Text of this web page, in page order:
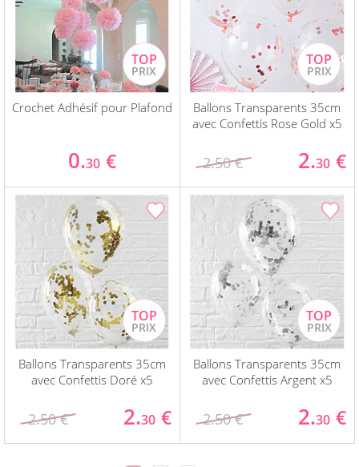
Crochet Adhésif pour Plafond
0.30 €
Ballons Transparents 35cm
avec Confettis Rose Gold x5
2.50 € 2.30 €
Ballons Transparents 35cm
avec Confettis Doré x5
2.50 € 2.30 €
Ballons Transparents 35cm
avec Confettis Argent x5
2.50 € 2.30 €